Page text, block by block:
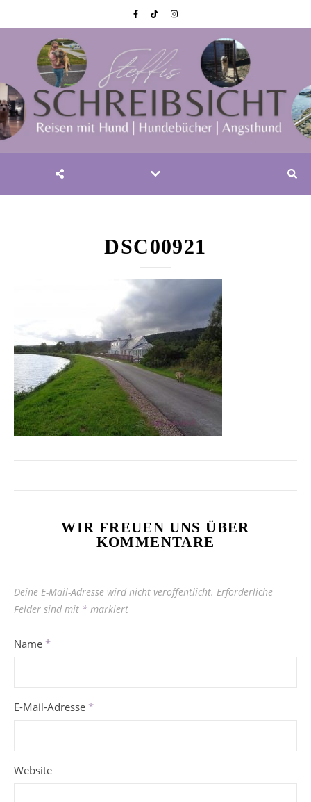
DSC00921
WIR FREUEN UNS ÜBER
KOMMENTARE
Deine E-Mail-Adresse wird nicht veröffentlicht. Erforderliche
Felder sind mit * markiert
Name *
E-Mail-Adresse *
Website